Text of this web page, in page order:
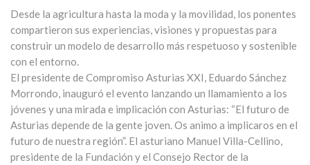
Desde la agricultura hasta la moda y la movilidad, los ponentes
compartieron sus experiencias, visiones y propuestas para
construir un modelo de desarrollo más respetuoso y sostenible
con el entorno.
El presidente de Compromiso Asturias XXI, Eduardo Sánchez
Morrondo, inauguró el evento lanzando un llamamiento a los
jóvenes y una mirada e implicación con Asturias: “El futuro de
Asturias depende de la gente joven. Os animo a implicaros en el
futuro de nuestra región”. El asturiano Manuel Villa-Cellino,
presidente de la Fundación y el Consejo Rector de la